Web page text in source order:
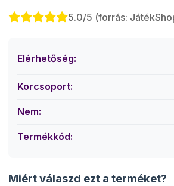
5.0/5 (forrás:
Elérhetőség:
Korcsoport:
Nem:
Termékkód:
Miért válaszd ezt a terméket?